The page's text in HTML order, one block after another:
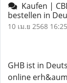
Kaufen |
bestellen in
10 เม.ย 2568 16:25
GHB ist in
online